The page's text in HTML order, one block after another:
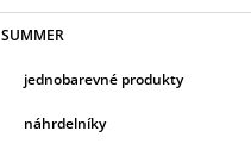
SUMMER
jednobarevné produkty
náhrdelníky